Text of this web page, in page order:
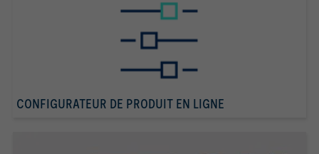
CONFIGURATEUR DE PRODUIT EN LIGNE